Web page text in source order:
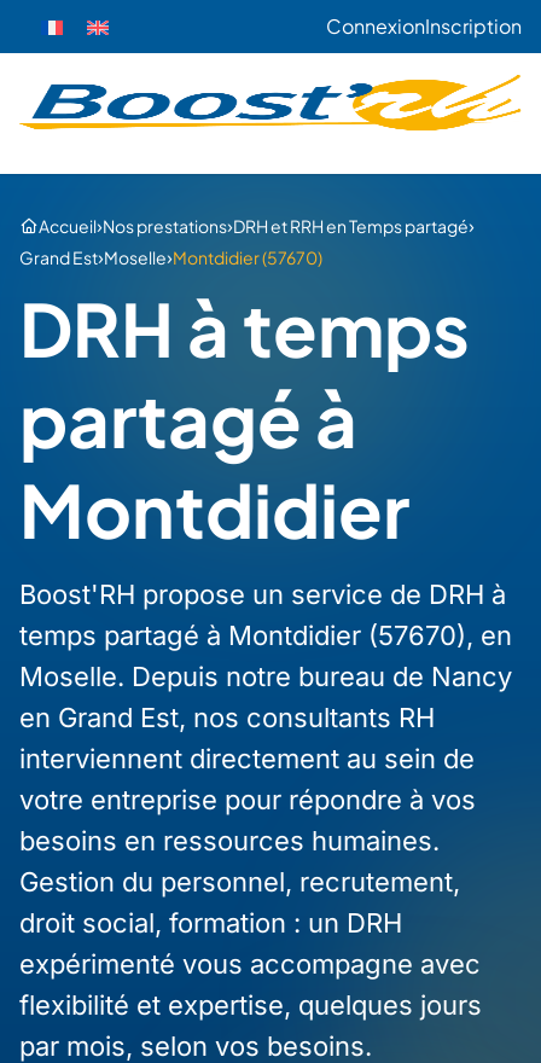
ConnexionInscription
Accueil›Nos prestations›DRH et RRH en Temps partagé›
Grand Est›Moselle›Montdidier (57670)
DRH à temps
partagé à
Montdidier
Boost'RH propose un service de DRH à
temps partagé à Montdidier (57670), en
Moselle. Depuis notre bureau de Nancy
en Grand Est, nos consultants RH
interviennent directement au sein de
votre entreprise pour répondre à vos
besoins en ressources humaines.
Gestion du personnel, recrutement,
droit social, formation : un DRH
expérimenté vous accompagne avec
flexibilité et expertise, quelques jours
par mois, selon vos besoins.